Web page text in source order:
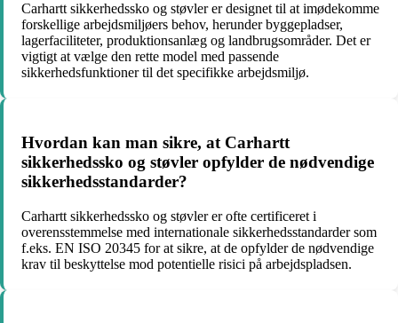
Carhartt sikkerhedssko og støvler er designet til at imødekomme
forskellige arbejdsmiljøers behov, herunder byggepladser,
lagerfaciliteter, produktionsanlæg og landbrugsområder. Det er
vigtigt at vælge den rette model med passende
sikkerhedsfunktioner til det specifikke arbejdsmiljø.
Hvordan kan man sikre, at Carhartt
sikkerhedssko og støvler opfylder de nødvendige
sikkerhedsstandarder?
Carhartt sikkerhedssko og støvler er ofte certificeret i
overensstemmelse med internationale sikkerhedsstandarder som
f.eks. EN ISO 20345 for at sikre, at de opfylder de nødvendige
krav til beskyttelse mod potentielle risici på arbejdspladsen.